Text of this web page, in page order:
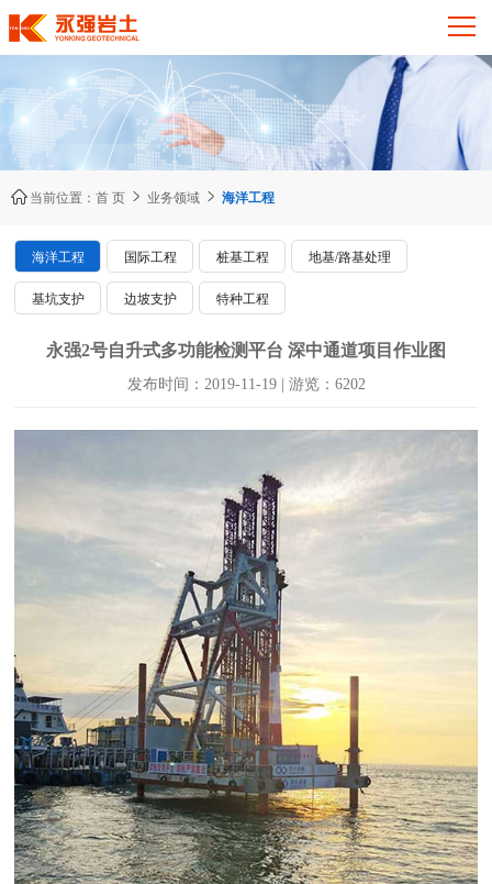
当前位置： 首 页  业务领域  海洋工程
海洋工程 国际工程 桩基工程 地基/路基处理
基坑支护 边坡支护 特种工程
永强2号自升式多功能检测平台 深中通道项目作业图
发布时间：2019-11-19 | 游览：6202